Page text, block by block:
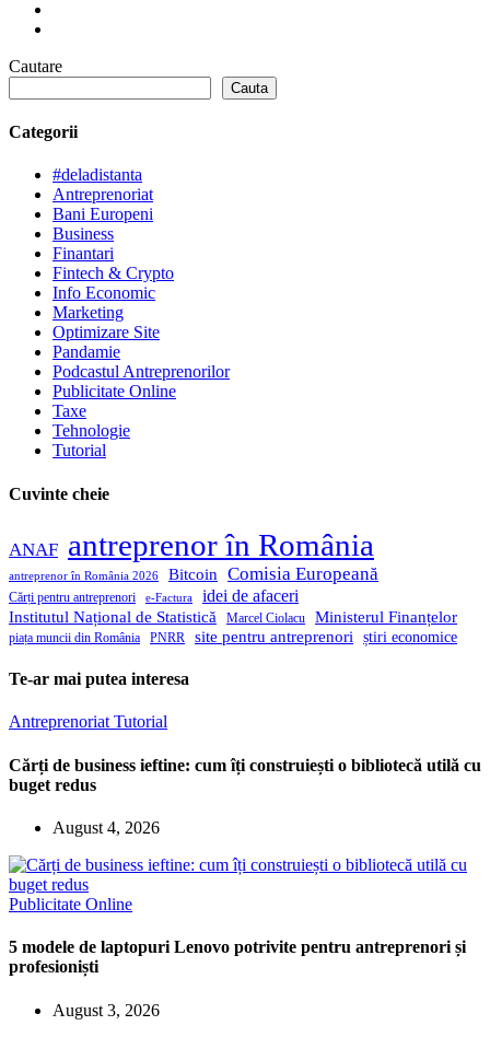
Cautare
Cauta
Categorii
#deladistanta
Antreprenoriat
Bani Europeni
Business
Finantari
Fintech & Crypto
Info Economic
Marketing
Optimizare Site
Pandamie
Podcastul Antreprenorilor
Publicitate Online
Taxe
Tehnologie
Tutorial
Cuvinte cheie
ANAF antreprenor în România
antreprenor în România 2026 Bitcoin Comisia Europeană
Cărți pentru antreprenori e-Factura idei de afaceri
Institutul Național de Statistică Marcel Ciolacu Ministerul Finanțelor
piața muncii din România PNRR site pentru antreprenori știri economice
Te-ar mai putea interesa
AntreprenoriatTutorial
Cărți de business ieftine: cum îți construiești o bibliotecă utilă cu
buget redus
August 4, 2026
Publicitate Online
5 modele de laptopuri Lenovo potrivite pentru antreprenori și
profesioniști
August 3, 2026